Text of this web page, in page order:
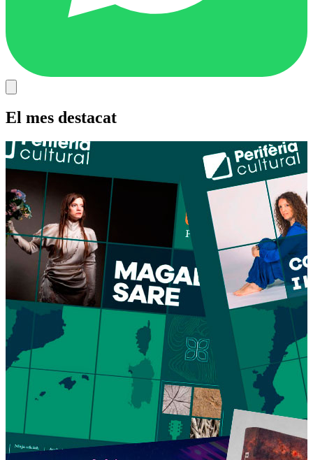
El mes destacat